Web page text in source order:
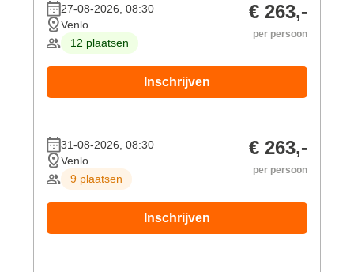
27-08-2026, 08:30
Venlo
12 plaatsen
€ 263,-
per persoon
Inschrijven
31-08-2026, 08:30
Venlo
9 plaatsen
€ 263,-
per persoon
Inschrijven